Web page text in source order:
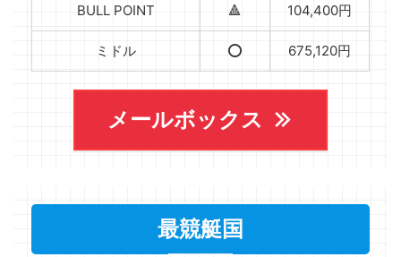
BULL POINT 🔺 104,400円
ミドル ⭕️ 675,120円
メールボックス
最競艇国